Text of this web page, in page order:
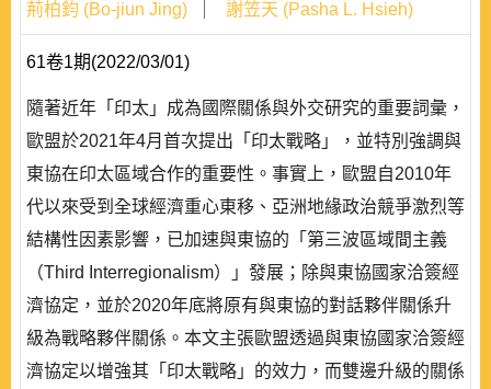
荊柏鈞 (Bo-jiun Jing) 謝笠天 (Pasha L. Hsieh)
61卷1期(2022/03/01)
隨著近年「印太」成為國際關係與外交研究的重要詞彙，
歐盟於2021年4月首次提出「印太戰略」，並特別強調與
東協在印太區域合作的重要性。事實上，歐盟自2010年
代以來受到全球經濟重心東移、亞洲地緣政治競爭激烈等
結構性因素影響，已加速與東協的「第三波區域間主義
（Third Interregionalism）」發展；除與東協國家洽簽經
濟協定，並於2020年底將原有與東協的對話夥伴關係升
級為戰略夥伴關係。本文主張歐盟透過與東協國家洽簽經
濟協定以增強其「印太戰略」的效力，而雙邊升級的關係